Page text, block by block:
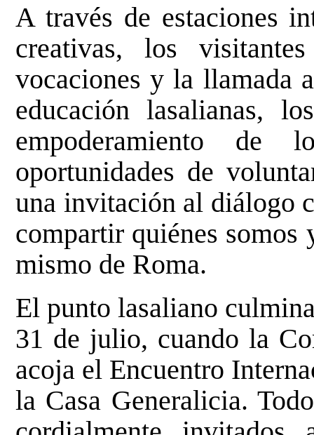
A través de estaciones
creativas, los
vocaciones y la llamada
educación lasalianas,
empoderamiento
oportunidades de
una invitación al diálogo
compartir quiénes somos
mismo de Roma.
El punto lasaliano
31 de julio, cuando la
acoja el Encuentro
la Casa Generalicia.